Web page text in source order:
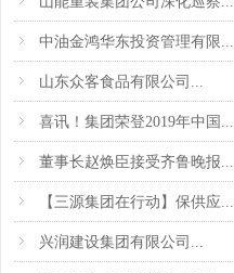
中油金鸿华东投资管理有限...
山东众客食品有限公司...
喜讯！集团荣登2019年中国...
董事长赵焕臣接受齐鲁晚报...
【三源集团在行动】保供应...
兴润建设集团有限公司...